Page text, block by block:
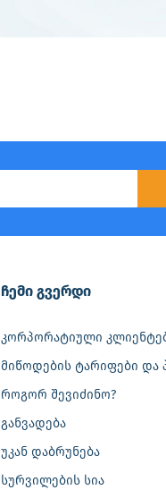
‎ჩემი გვერდი
კორპორატიული
მიწოდების ტარიფები და
როგორ შევიძინო?
განვადება
უკან დაბრუნება
სურვილების სია